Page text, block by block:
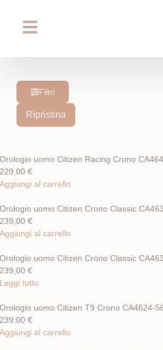
Filtri
Ripristina
Orologio uomo Citizen Racing Crono
229,00 €
Aggiungi al carrello
Orologio uomo Citizen Crono Classic
239,00 €
Aggiungi al carrello
Orologio uomo Citizen Crono Classic
239,00 €
Leggi tutto
Orologio uomo Citizen T9 Crono CA4624-
239,00 €
Aggiungi al carrello